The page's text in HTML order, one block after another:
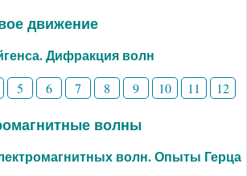
движение
Дифракция волн
5 6 7 8 9 10 11 12
волны
волн. Опыты Герца